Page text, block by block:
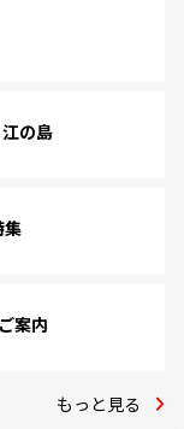
の島
集
案内
もっと見る